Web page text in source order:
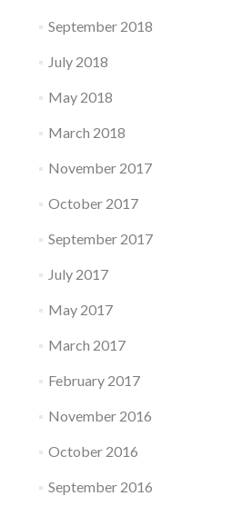
September 2018
July 2018
May 2018
March 2018
November 2017
October 2017
September 2017
July 2017
May 2017
March 2017
February 2017
November 2016
October 2016
September 2016